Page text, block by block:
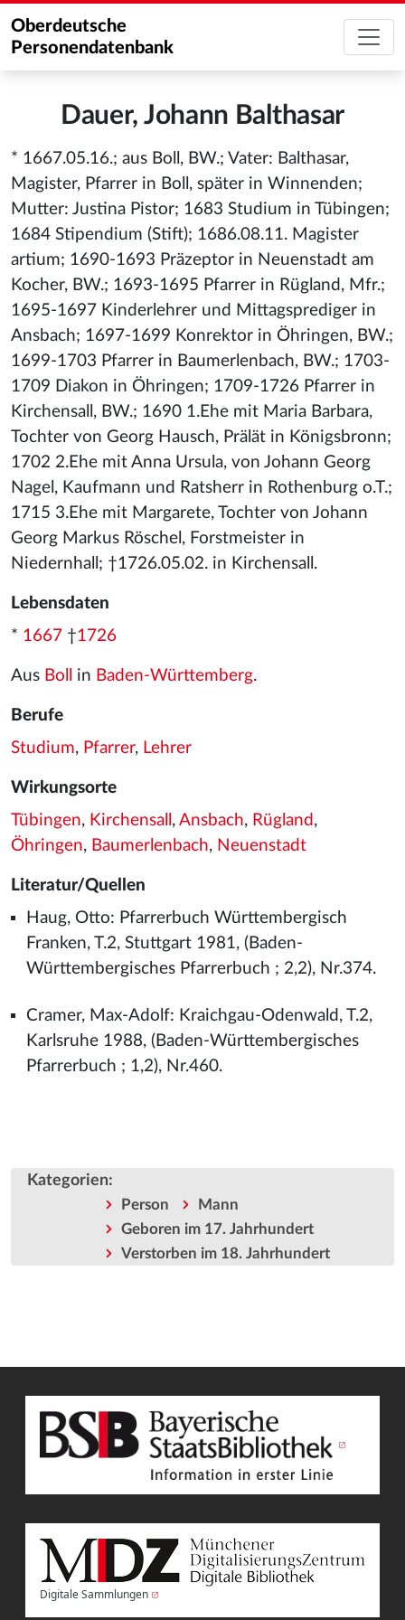
Oberdeutsche
Personendatenbank
Dauer, Johann Balthasar
* 1667.05.16.; aus Boll, BW.; Vater: Balthasar,
Magister, Pfarrer in Boll, später in Winnenden;
Mutter: Justina Pistor; 1683 Studium in Tübingen;
1684 Stipendium (Stift); 1686.08.11. Magister
artium; 1690-1693 Präzeptor in Neuenstadt am
Kocher, BW.; 1693-1695 Pfarrer in Rügland, Mfr.;
1695-1697 Kinderlehrer und Mittagsprediger in
Ansbach; 1697-1699 Konrektor in Öhringen, BW.;
1699-1703 Pfarrer in Baumerlenbach, BW.; 1703-
1709 Diakon in Öhringen; 1709-1726 Pfarrer in
Kirchensall, BW.; 1690 1.Ehe mit Maria Barbara,
Tochter von Georg Hausch, Prälät in Königsbronn;
1702 2.Ehe mit Anna Ursula, von Johann Georg
Nagel, Kaufmann und Ratsherr in Rothenburg o.T.;
1715 3.Ehe mit Margarete, Tochter von Johann
Georg Markus Röschel, Forstmeister in
Niedernhall; †1726.05.02. in Kirchensall.
Lebensdaten
* 1667 †1726
Aus Boll in Baden-Württemberg.
Berufe
Studium, Pfarrer, Lehrer
Wirkungsorte
Tübingen, Kirchensall , Ansbach, Rügland ,
Öhringen, Baumerlenbach, Neuenstadt
Literatur/Quellen
Haug, Otto: Pfarrerbuch Württembergisch
Franken, T.2, Stuttgart 1981, (Baden-
Württembergisches Pfarrerbuch ; 2,2), Nr.374.
Cramer, Max-Adolf: Kraichgau-Odenwald, T.2,
Karlsruhe 1988, (Baden-Württembergisches
Pfarrerbuch ; 1,2), Nr.460.
Kategorien:
Person
Mann
Geboren im 17. Jahrhundert
Verstorben im 18. Jahrhundert
Digitale Sammlungen